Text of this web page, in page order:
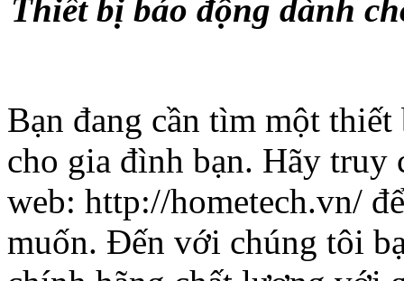
Thiết bị báo động dành
Bạn đang cần tìm một
cho gia đình bạn. Hãy truy
web: http://hometech.vn/
muốn. Đến với chúng tôi